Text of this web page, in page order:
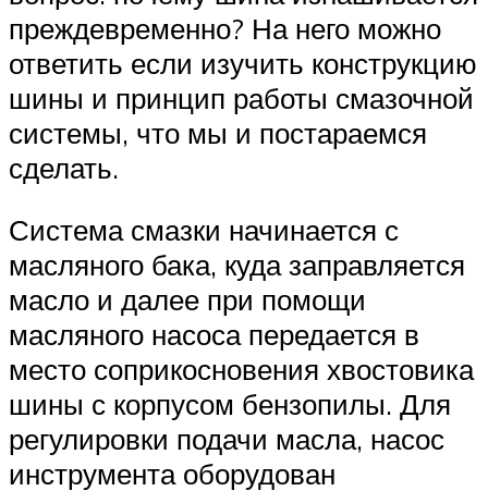
преждевременно? На него можно
ответить если изучить конструкцию
шины и принцип работы смазочной
системы, что мы и постараемся
сделать.
Система смазки начинается с
масляного бака, куда заправляется
масло и далее при помощи
масляного насоса передается в
место соприкосновения хвостовика
шины с корпусом бензопилы. Для
регулировки подачи масла, насос
инструмента оборудован